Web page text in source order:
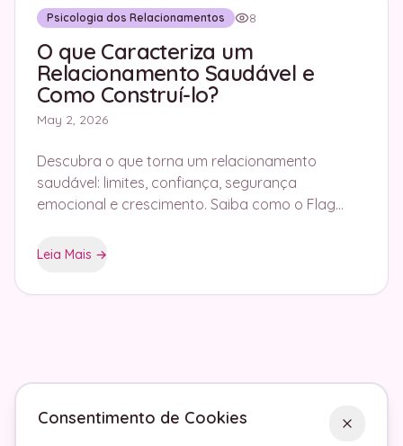
Psicologia dos Relacionamentos 8
O que Caracteriza um
Relacionamento Saudável e
Como Construí-lo?
May 2, 2026
Descubra o que torna um relacionamento
saudável: limites, confiança, segurança
emocional e crescimento. Saiba como o Flag
Leia Mais →
Consentimento de Cookies